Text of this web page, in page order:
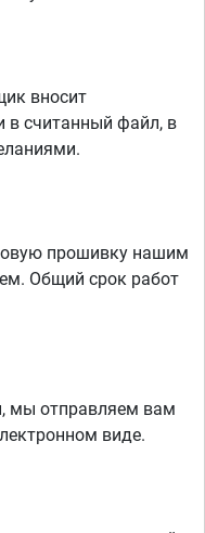
вносит
в считанный файл, в
прошивку нашим
Общий срок работ
мы отправляем вам
виде.